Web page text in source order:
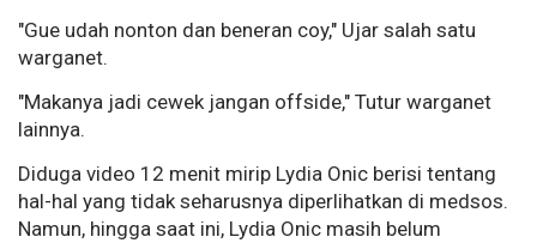
"Gue udah nonton dan beneran coy," Ujar salah satu
warganet.
"Makanya jadi cewek jangan offside," Tutur warganet
lainnya.
Diduga video 12 menit mirip Lydia Onic berisi tentang
hal-hal yang tidak seharusnya diperlihatkan di medsos.
Namun, hingga saat ini, Lydia Onic masih belum